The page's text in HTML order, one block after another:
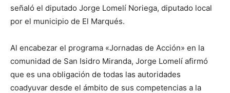
señaló el diputado Jorge Lomelí Noriega, diputado local
por el municipio de El Marqués.
Al encabezar el programa «Jornadas de Acción» en la
comunidad de San Isidro Miranda, Jorge Lomelí afirmó
que es una obligación de todas las autoridades
coadyuvar desde el ámbito de sus competencias a la